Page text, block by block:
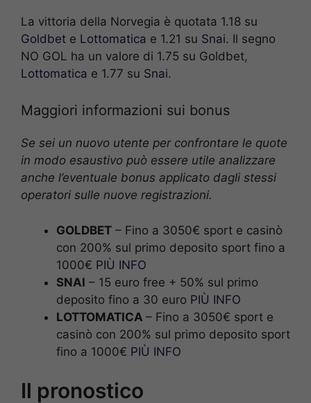
La vittoria della Norvegia è quotata 1.18 su
Goldbet e Lottomatica e 1.21 su Snai. Il segno
NO GOL ha un valore di 1.75 su Goldbet,
Lottomatica e 1.77 su Snai.
Maggiori informazioni sui bonus
Se sei un nuovo utente per confrontare le quote
in modo esaustivo può essere utile analizzare
anche l’eventuale bonus applicato dagli stessi
operatori sulle nuove registrazioni.
GOLDBET – Fino a 3050€ sport e casinò
con 200% sul primo deposito sport fino a
1000€ PIÙ INFO
SNAI – 15 euro free + 50% sul primo
deposito fino a 30 euro PIÙ INFO
LOTTOMATICA – Fino a 3050€ sport e
casinò con 200% sul primo deposito sport
fino a 1000€ PIÙ INFO
Il pronostico